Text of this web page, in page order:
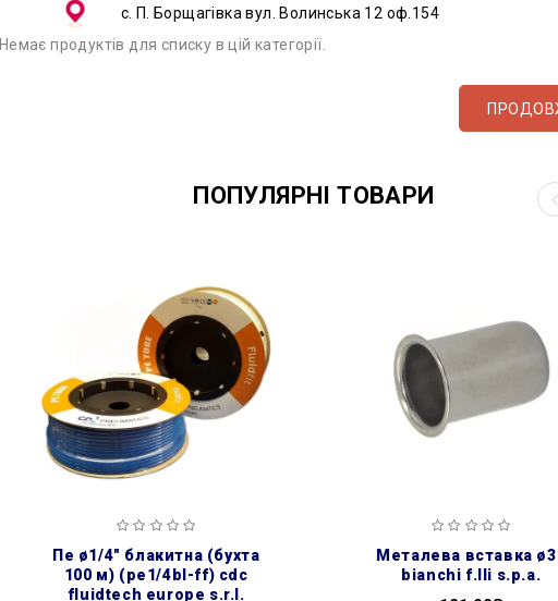
с. П. Борщагівка вул. Волинська 12 оф.154
Немає продуктів для списку в цій категорії.
ПОПУЛЯРНІ ТОВАРИ
пе ø1/4″ блакитна (бухта
100 м) (pe1/4bl-ff) cdc
fluidtech europe s.r.l.
металева вставка ø32
bianchi f.lli s.p.a.